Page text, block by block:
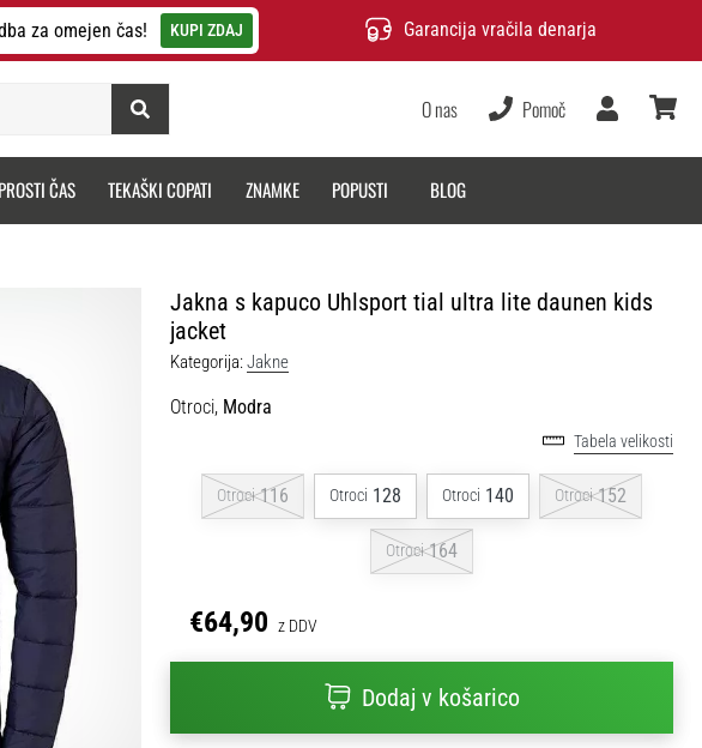
za omejen čas! KUPI ZDAJ Garancija vračila denarja
Iskanje
O nas Pomoč
Uporabnik
PROSTI ČAS TEKAŠKI COPATI ZNAMKE POPUSTI BLOG
Jakna s kapuco Uhlsport tial ultra lite daunen kids
jacket
Kategorija:Jakne
Otroci, Modra
Tabela velikosti
Otroci 116 Otroci 128 Otroci 140 Otroci 152
Otroci 164
€64,90 z DDV
Dodaj v košarico